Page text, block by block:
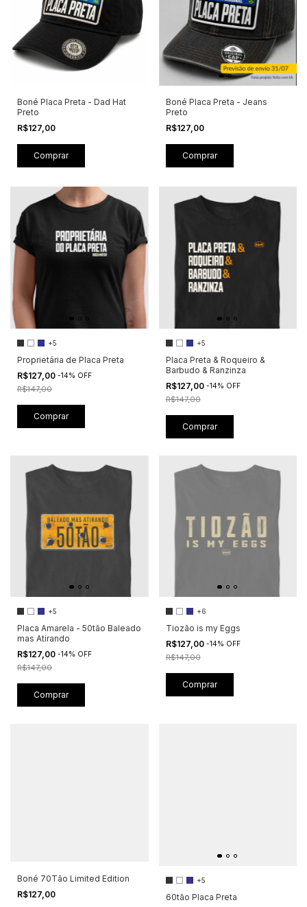
Boné Placa Preta - Dad Hat
Preto
R$127,00
Comprar
Boné Placa Preta - Jeans
Preto
R$127,00
+5
Proprietária de Placa Preta
R$127,00 -14% OFF
R$147,00
Comprar
+5
Placa Preta & Roqueiro &
Barbudo & Ranzinza
R$127,00 -14% OFF
R$147,00
Comprar
+5
Placa Amarela - 50tão Baleado
mas Atirando
R$127,00 -14% OFF
R$147,00
Comprar
+6
Tiozão is my Eggs
R$127,00 -14% OFF
R$147,00
Comprar
Boné 70Tão Limited Edition
R$127,00
+5
60tão Placa Preta